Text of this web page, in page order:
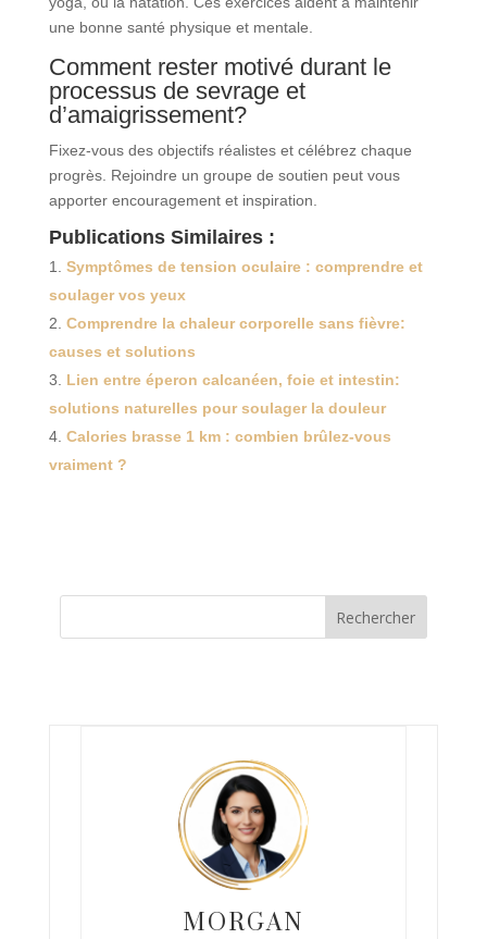
une bonne santé physique et mentale.
Comment rester motivé durant le
processus de sevrage et
d’amaigrissement?
Fixez-vous des objectifs réalistes et célébrez chaque
progrès. Rejoindre un groupe de soutien peut vous
apporter encouragement et inspiration.
Publications Similaires :
Symptômes de tension oculaire : comprendre et
soulager vos yeux
Comprendre la chaleur corporelle sans fièvre:
causes et solutions
Lien entre éperon calcanéen, foie et intestin:
solutions naturelles pour soulager la douleur
Calories brasse 1 km : combien brûlez-vous
vraiment ?
MORGAN